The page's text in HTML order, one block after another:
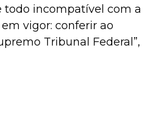
todo incompatível com a
vigor: conferir ao
Tribunal Federal”,